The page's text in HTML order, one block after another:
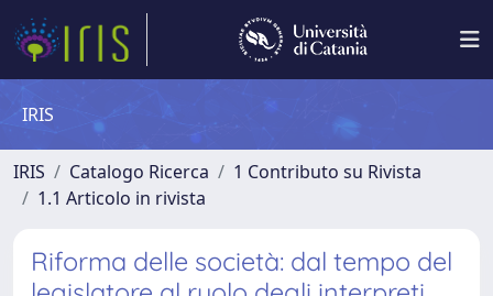
IRIS
IRIS Catalogo Ricerca
1 Contributo su Rivista
1.1 Articolo in rivista
Riforma delle società: dal tempo del